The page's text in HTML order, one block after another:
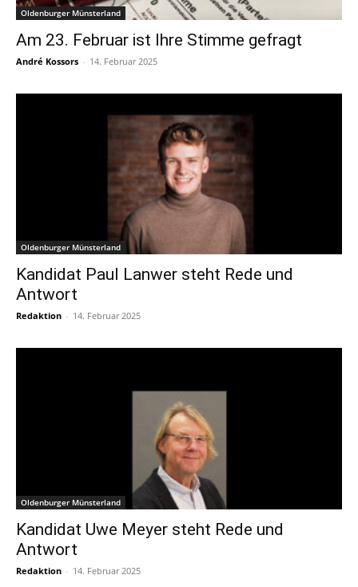
Oldenburger Münsterland
Am 23. Februar ist Ihre Stimme gefragt
André Kossors - 14. Februar 2025
Oldenburger Münsterland
Kandidat Paul Lanwer steht Rede und
Antwort
Redaktion - 14. Februar 2025
Oldenburger Münsterland
Kandidat Uwe Meyer steht Rede und
Antwort
Redaktion - 14. Februar 2025